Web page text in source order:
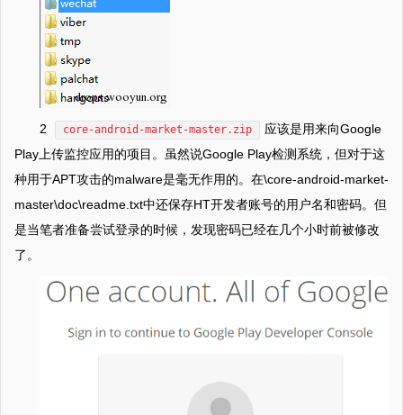
2 core-android-market-master.zip
应该是用来向Google
Play上传监控应用的项目。虽然说Google Play检测系统，但对于这
种用于APT攻击的malware是毫无作用的。在\core-android-market-
master\doc\readme.txt中还保存HT开发者账号的用户名和密码。但
是当笔者准备尝试登录的时候，发现密码已经在几个小时前被修改
了。